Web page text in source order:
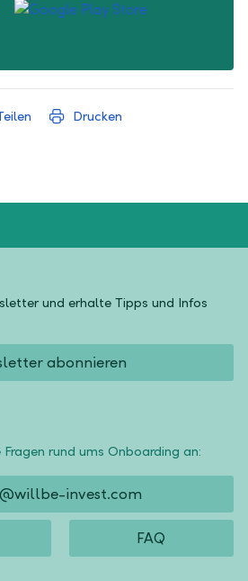
Drucken
und erhalte Tipps und Infos
abonnieren
Fragen rund ums Onboarding an:
invest.com
FAQ